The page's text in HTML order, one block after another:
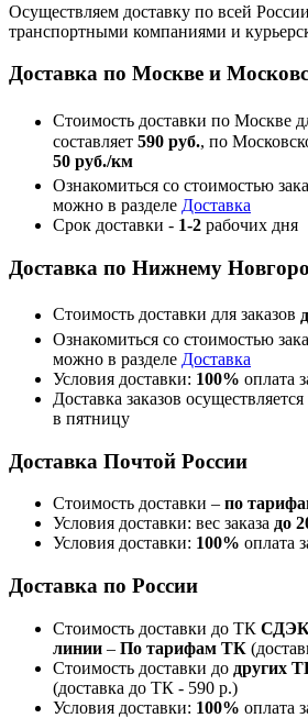
Осуществляем доставку по всей
транспортными компаниями и
Доставка по Москве и
Стоимость доставки по Москве
составляет 590 руб., по
50 руб./км
Ознакомиться со стоимостью
можно в разделе Доставка
Срок доставки - 1-2 рабочих дня
Доставка по Нижнему
Стоимость доставки для заказов
Ознакомиться со стоимостью
можно в разделе Доставка
Условия доставки: 100% оплата
Доставка заказов
в пятницу
Доставка Почтой России
Стоимость доставки – по
Условия доставки: вес заказа до
Условия доставки: 100% оплата
Доставка по России
Стоимость доставки до ТК
линии – По тарифам ТК
Стоимость доставки до других
(доставка до ТК - 590 р.)
Условия доставки: 100% оплата